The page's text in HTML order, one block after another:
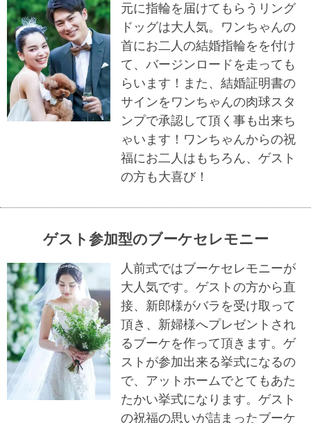
元に指輪を届けてもらうリング
ドッグは大人気。ワンちゃんの
首にお二人の結婚指輪をを付け
て、バージンロードを走っても
らいます！また、結婚証明書の
サインをワンちゃんの肉球スタ
ンプで承認して頂く事も出来ち
ゃいます！ワンちゃんからの祝
福にお二人はもちろん、ゲスト
の方も大喜び！
ゲスト参加型のブーケセレモニー
人前式ではブーケセレモニーが
大人気です。ゲストの方から直
接、新郎様がバラを受け取って
頂き、新婦様へプレゼントされ
るブーケを作って頂きます。ゲ
ストが参加出来る挙式になるの
で、アットホームでとてもあた
たかい挙式になります。ゲスト
の祝福の思いが詰まったブーケ